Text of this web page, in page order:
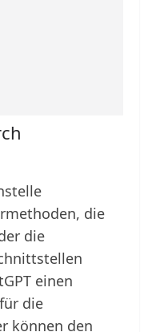
die
die
einen
die
können den